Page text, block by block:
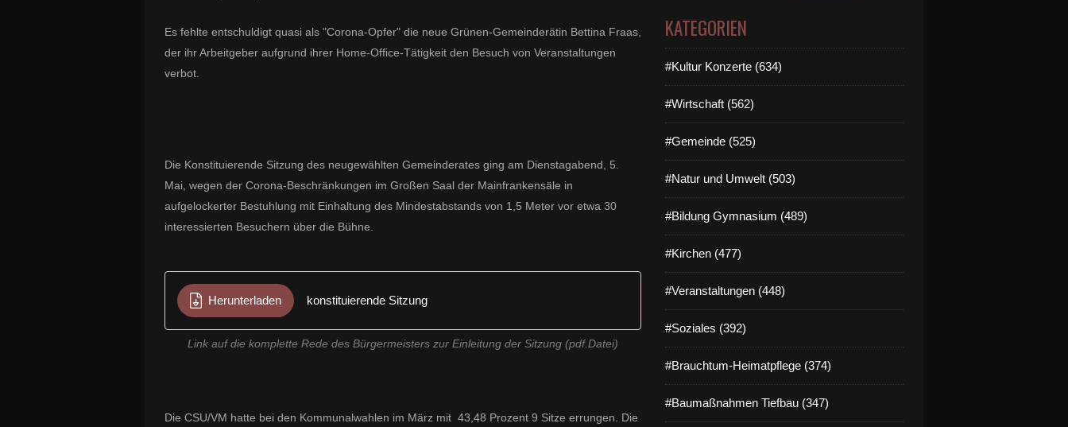
Es fehlte entschuldigt quasi als "Corona-Opfer" die neue Grünen-Gemeinderätin Bettina Fraas,
der ihr Arbeitgeber aufgrund ihrer Home-Office-Tätigkeit den Besuch von Veranstaltungen
verbot.
Die Konstituierende Sitzung des neugewählten Gemeinderates ging am Dienstagabend, 5.
Mai, wegen der Corona-Beschränkungen im Großen Saal der Mainfrankensäle in
aufgelockerter Bestuhlung mit Einhaltung des Mindestabstands von 1,5 Meter vor etwa 30
interessierten Besuchern über die Bühne.
Herunterladen konstituierende Sitzung
Link auf die komplette Rede des Bürgermeisters zur Einleitung der Sitzung (pdf.Datei)
Die CSU/VM hatte bei den Kommunalwahlen im März mit 43,48 Prozent 9 Sitze errungen. Die
KATEGORIEN
#Kultur Konzerte (634)
#Wirtschaft (562)
#Gemeinde (525)
#Natur und Umwelt (503)
#Bildung Gymnasium (489)
#Kirchen (477)
#Veranstaltungen (448)
#Soziales (392)
#Brauchtum-Heimatpflege (374)
#Baumaßnahmen Tiefbau (347)